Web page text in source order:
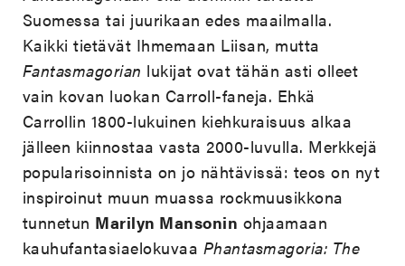
Suomessa tai juurikaan edes maailmalla.
Kaikki tietävät Ihmemaan Liisan, mutta
Fantasmagorian lukijat ovat tähän asti olleet
vain kovan luokan Carroll-faneja. Ehkä
Carrollin 1800-lukuinen kiehkuraisuus alkaa
jälleen kiinnostaa vasta 2000-luvulla. Merkkejä
popularisoinnista on jo nähtävissä: teos on nyt
inspiroinut muun muassa rockmuusikkona
tunnetun Marilyn Mansonin ohjaamaan
kauhufantasiaelokuvaa Phantasmagoria: The